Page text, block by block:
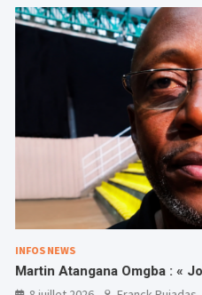
INFOS NEWS
Martin Atangana Omgba : «